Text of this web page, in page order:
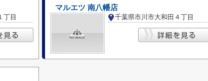
丁目
マルエツ 南八幡店
千葉県市川市大和田４丁目